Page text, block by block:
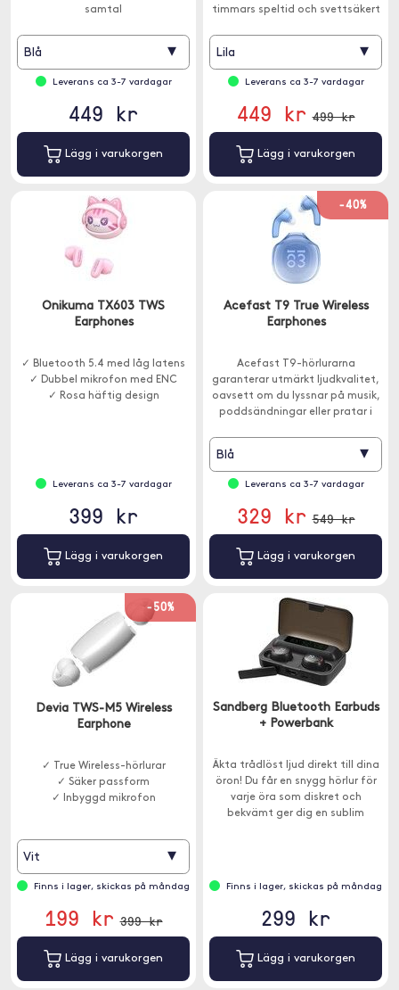
samtal
Blå ▾
Leverans ca 3-7 vardagar
449 kr
Lägg i varukorgen
timmars speltid och svettsäkert
Lila ▾
Leverans ca 3-7 vardagar
449 kr 499 kr
Lägg i varukorgen
Onikuma TX603 TWS
Earphones
✓ Bluetooth 5.4 med låg latens
✓ Dubbel mikrofon med ENC
✓ Rosa häftig design
Leverans ca 3-7 vardagar
399 kr
Lägg i varukorgen
-40%
Acefast T9 True Wireless
Earphones
Acefast T9-hörlurarna
garanterar utmärkt ljudkvalitet,
oavsett om du lyssnar på musik,
poddsändningar eller pratar i
Blå ▾
Leverans ca 3-7 vardagar
329 kr 549 kr
Lägg i varukorgen
-50%
Devia TWS-M5 Wireless
Earphone
✓ True Wireless-hörlurar
✓ Säker passform
✓ Inbyggd mikrofon
Vit ▾
Finns i lager, skickas på måndag
199 kr 399 kr
Lägg i varukorgen
Sandberg Bluetooth Earbuds
+ Powerbank
Äkta trådlöst ljud direkt till dina
öron! Du får en snygg hörlur för
varje öra som diskret och
bekvämt ger dig en sublim
Finns i lager, skickas på måndag
299 kr
Lägg i varukorgen